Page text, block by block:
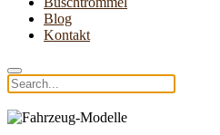
Blog
Kontakt